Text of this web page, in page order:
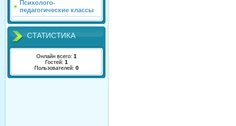
Психолого-
педагогические классы
СТАТИСТИКА
Онлайн всего: 1
Гостей: 1
Пользователей: 0